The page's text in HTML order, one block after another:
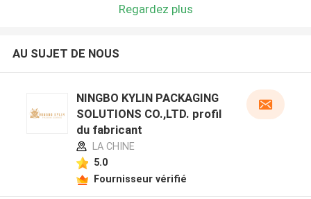
Regardez plus
AU SUJET DE NOUS
NINGBO KYLIN PACKAGING
SOLUTIONS CO.,LTD. profil
du fabricant
LA CHINE
5.0
Fournisseur vérifié